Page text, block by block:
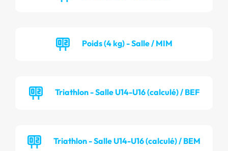
Poids (4 kg) - Salle / MIM
Triathlon - Salle U14-U16 (calculé) / BEF
Triathlon - Salle U14-U16 (calculé) / BEM